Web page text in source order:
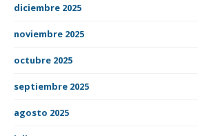
diciembre 2025
noviembre 2025
octubre 2025
septiembre 2025
agosto 2025